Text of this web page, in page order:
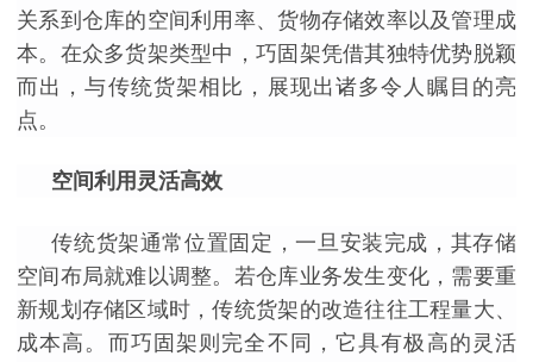
关系到仓库的空间利用率、货物存储效率以及管理成
本。在众多货架类型中，巧固架凭借其独特优势脱颖
而出，与传统货架相比，展现出诸多令人瞩目的亮
点。
空间利用灵活高效
传统货架通常位置固定，一旦安装完成，其存储
空间布局就难以调整。若仓库业务发生变化，需要重
新规划存储区域时，传统货架的改造往往工程量大、
成本高。而巧固架则完全不同，它具有极高的灵活